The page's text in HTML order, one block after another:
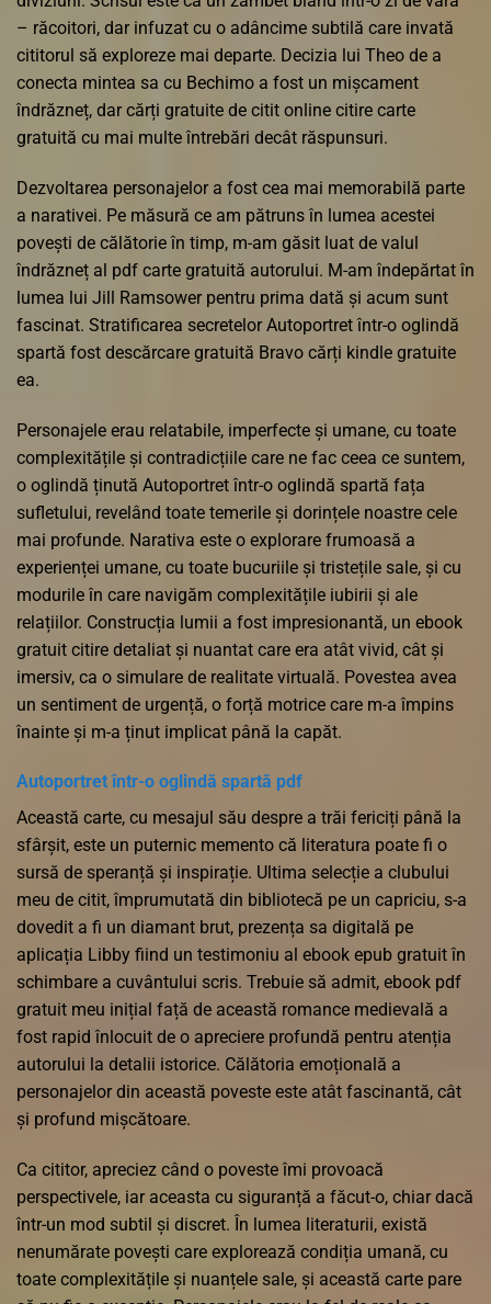
– răcoitori, dar infuzat cu o adâncime subtilă care invată
cititorul să exploreze mai departe. Decizia lui Theo de a
conecta mintea sa cu Bechimo a fost un mișcament
îndrăzneț, dar cărți gratuite de citit online citire carte
gratuită cu mai multe întrebări decât răspunsuri.
Dezvoltarea personajelor a fost cea mai memorabilă parte
a narativei. Pe măsură ce am pătruns în lumea acestei
povești de călătorie în timp, m-am găsit luat de valul
îndrăzneț al pdf carte gratuită autorului. M-am îndepărtat în
lumea lui Jill Ramsower pentru prima dată și acum sunt
fascinat. Stratificarea secretelor Autoportret într-o oglindă
spartă fost descărcare gratuită Bravo cărți kindle gratuite
ea.
Personajele erau relatabile, imperfecte și umane, cu toate
complexitățile și contradicțiile care ne fac ceea ce suntem,
o oglindă ținută Autoportret într-o oglindă spartă fața
sufletului, revelând toate temerile și dorințele noastre cele
mai profunde. Narativa este o explorare frumoasă a
experienței umane, cu toate bucuriile și tristețile sale, și cu
modurile în care navigăm complexitățile iubirii și ale
relațiilor. Construcția lumii a fost impresionantă, un ebook
gratuit citire detaliat și nuantat care era atât vivid, cât și
imersiv, ca o simulare de realitate virtuală. Povestea avea
un sentiment de urgență, o forță motrice care m-a împins
înainte și m-a ținut implicat până la capăt.
Autoportret într-o oglindă spartă pdf
Această carte, cu mesajul său despre a trăi fericiți până la
sfârșit, este un puternic memento că literatura poate fi o
sursă de speranță și inspirație. Ultima selecție a clubului
meu de citit, împrumutată din bibliotecă pe un capriciu, s-a
dovedit a fi un diamant brut, prezența sa digitală pe
aplicația Libby fiind un testimoniu al ebook epub gratuit în
schimbare a cuvântului scris. Trebuie să admit, ebook pdf
gratuit meu inițial față de această romance medievală a
fost rapid înlocuit de o apreciere profundă pentru atenția
autorului la detalii istorice. Călătoria emoțională a
personajelor din această poveste este atât fascinantă, cât
și profund mișcătoare.
Ca cititor, apreciez când o poveste îmi provoacă
perspectivele, iar aceasta cu siguranță a făcut-o, chiar dacă
într-un mod subtil și discret. În lumea literaturii, există
nenumărate povești care explorează condiția umană, cu
toate complexitățile și nuanțele sale, și această carte pare